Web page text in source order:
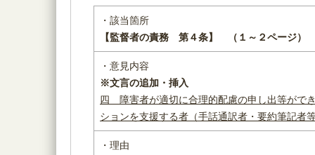
・該当箇所
【監督者の責務 第４条】 （１～２ページ）
・意見内容
※文言の追加・挿入
四 障害者が適切に合理的配慮の申し出等がで
ションを支援する者（手話通訳者・要約筆記者
・理由